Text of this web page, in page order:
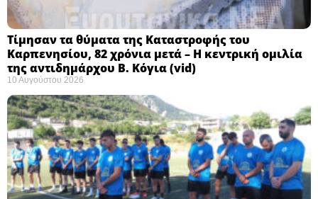
Τίμησαν τα θύματα της Καταστροφής του
Καρπενησίου, 82 χρόνια μετά – Η κεντρική ομιλία
της αντιδημάρχου Β. Κόγια (vid)
10 Αυγούστου 2026